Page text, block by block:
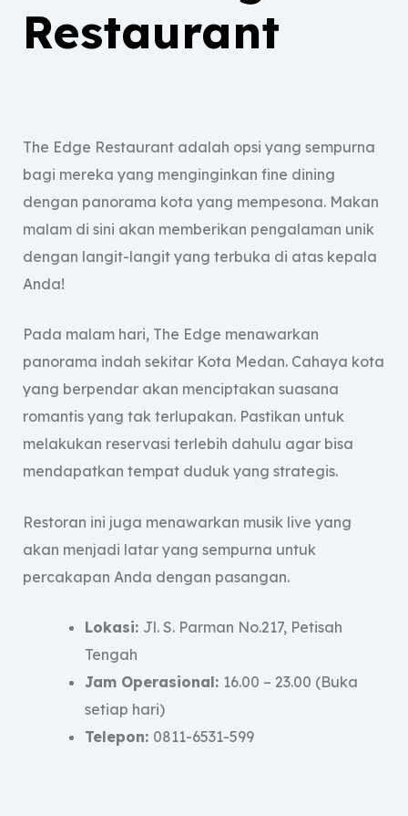
Restaurant
The Edge Restaurant adalah opsi yang sempurna
bagi mereka yang menginginkan fine dining
dengan panorama kota yang mempesona. Makan
malam di sini akan memberikan pengalaman unik
dengan langit-langit yang terbuka di atas kepala
Anda!
Pada malam hari, The Edge menawarkan
panorama indah sekitar Kota Medan. Cahaya kota
yang berpendar akan menciptakan suasana
romantis yang tak terlupakan. Pastikan untuk
melakukan reservasi terlebih dahulu agar bisa
mendapatkan tempat duduk yang strategis.
Restoran ini juga menawarkan musik live yang
akan menjadi latar yang sempurna untuk
percakapan Anda dengan pasangan.
Lokasi: Jl. S. Parman No.217, Petisah
Tengah
Jam Operasional: 16.00 – 23.00 (Buka
setiap hari)
Telepon: 0811-6531-599